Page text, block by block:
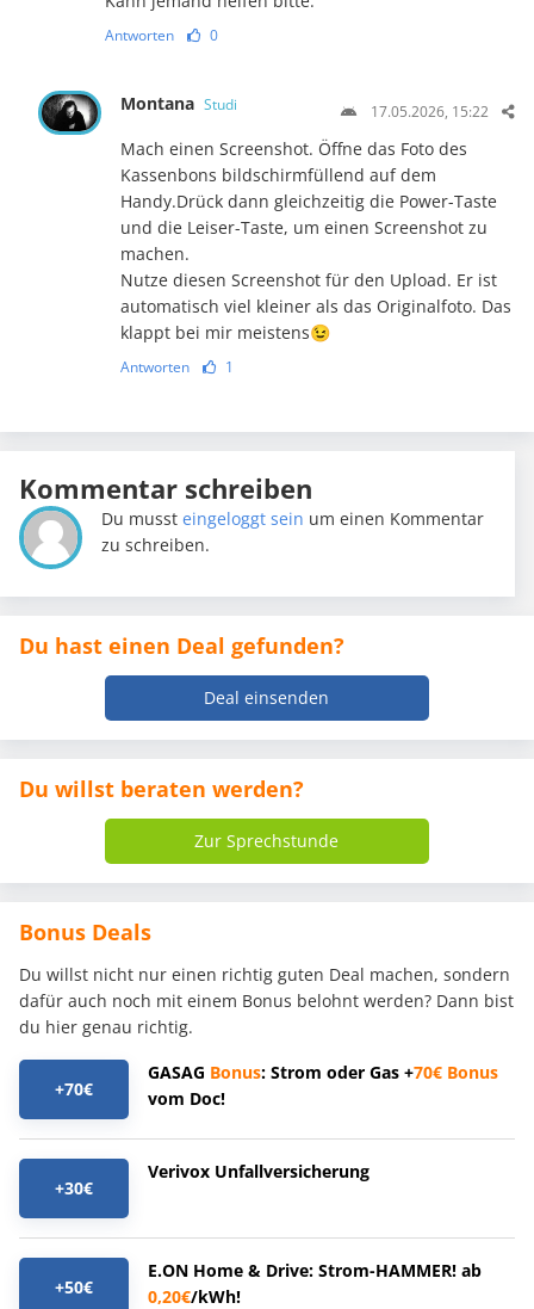
Antworten 0
Montana Studi 17.05.2026, 15:22
Mach einen Screenshot. Öffne das Foto des
Kassenbons bildschirmfüllend auf dem
Handy.Drück dann gleichzeitig die Power-Taste
und die Leiser-Taste, um einen Screenshot zu
machen.
Nutze diesen Screenshot für den Upload. Er ist
automatisch viel kleiner als das Originalfoto. Das
klappt bei mir meistens😉
Antworten 1
Kommentar schreiben
Du mussteingeloggt sein um einen Kommentar
zu schreiben.
Du hast einen Deal gefunden?
Deal einsenden
Du willst beraten werden?
Zur Sprechstunde
Bonus Deals
Du willst nicht nur einen richtig guten Deal machen, sondern
dafür auch noch mit einem Bonus belohnt werden? Dann bist
du hier genau richtig.
+70€
GASAG Bonus: Strom oder Gas +70€ Bonus
vom Doc!
+30€
Verivox Unfallversicherung
+50€
E.ON Home & Drive: Strom-HAMMER! ab
0,20€/kWh!